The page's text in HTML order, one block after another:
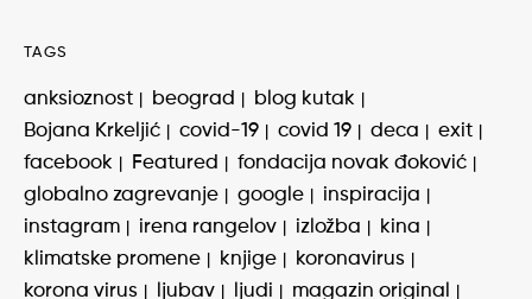
TAGS
anksioznost beograd
blog kutak
Bojana Krkeljić
covid-19 covid 19 deca
exit
facebook
Featured
fondacija novak đoković
globalno zagrevanje
google
inspiracija
instagram
irena rangelov izložba
kina
klimatske promene
knjige
koronavirus
korona virus
ljubav ljudi
magazin original